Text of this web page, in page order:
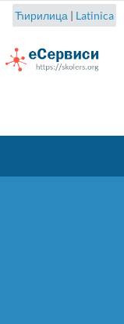
Ћирилица | Latinica